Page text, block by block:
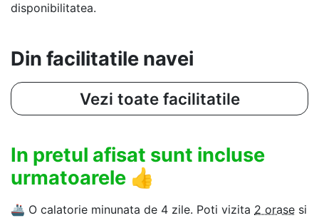
disponibilitatea.
Din facilitatile navei
Vezi toate facilitatile
In pretul afisat sunt incluse
urmatoarele 👍
🚢 O calatorie minunata de 4 zile. Poti vizita 2 orase si